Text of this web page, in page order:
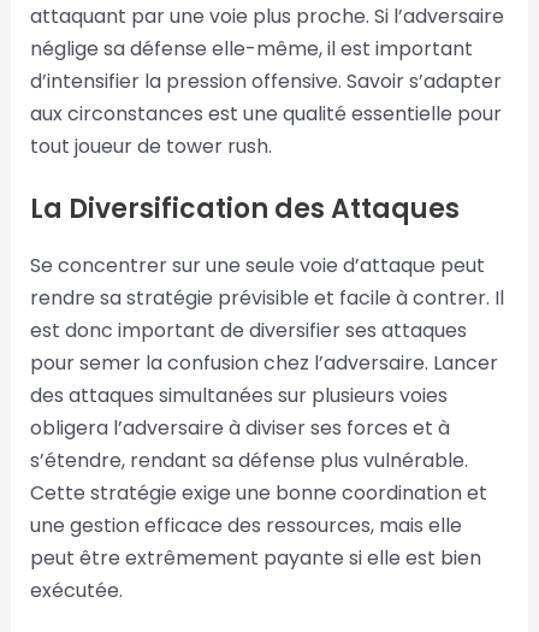
attaquant par une voie plus proche. Si l’adversaire
néglige sa défense elle-même, il est important
d’intensifier la pression offensive. Savoir s’adapter
aux circonstances est une qualité essentielle pour
tout joueur de tower rush.
La Diversification des Attaques
Se concentrer sur une seule voie d’attaque peut
rendre sa stratégie prévisible et facile à contrer. Il
est donc important de diversifier ses attaques
pour semer la confusion chez l’adversaire. Lancer
des attaques simultanées sur plusieurs voies
obligera l’adversaire à diviser ses forces et à
s’étendre, rendant sa défense plus vulnérable.
Cette stratégie exige une bonne coordination et
une gestion efficace des ressources, mais elle
peut être extrêmement payante si elle est bien
exécutée.